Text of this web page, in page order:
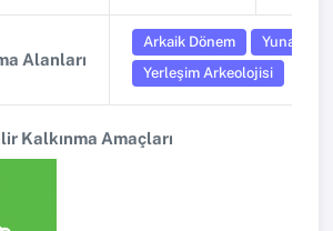
Alanları
Arkaik Dönem
Yunan ve
Yerleşim Arkeolojisi
Kalkınma Amaçları